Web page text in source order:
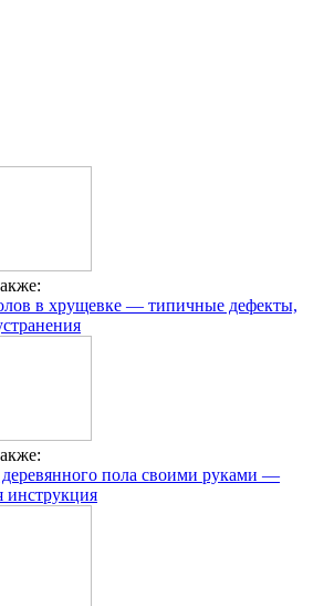
в хрущевке — типичные дефекты,
пола своими руками —
инструкция